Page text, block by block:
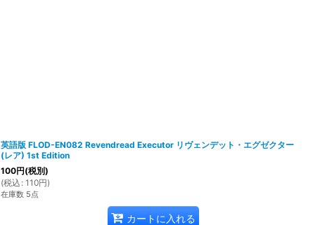
英語版 FLOD-EN082 Revendread Executor リヴェンデット・エグゼクター
(レア) 1st Edition
100円(税別)
(税込 : 110円)
在庫数 5点
カートに入れる